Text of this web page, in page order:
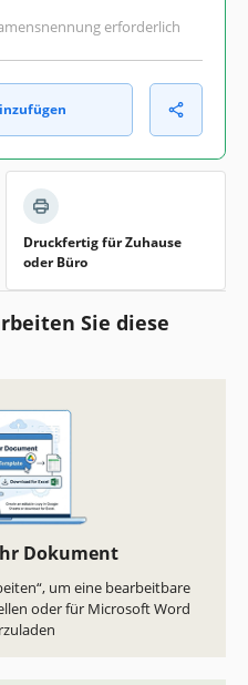
erforderlich
Druckfertig für Zuhause
oder Büro
Sie diese
Dokument
um eine bearbeitbare
oder für Microsoft Word